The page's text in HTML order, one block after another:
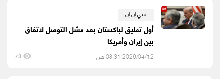
سي إن إن
أول تعليق لباكستان بعد فشل التوصل لاتفاق
بين إيران وأمريكا
2026/04/12 08:31 ص 73